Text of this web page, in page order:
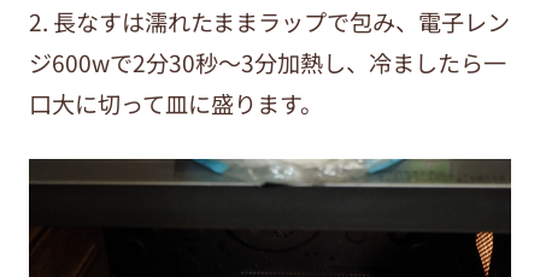
2. 長なすは濡れたままラップで包み、電子レン
ジ600wで2分30秒～3分加熱し、冷ましたら一
口大に切って皿に盛ります。